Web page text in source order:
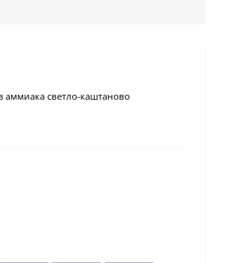
аммиака светло-каштаново